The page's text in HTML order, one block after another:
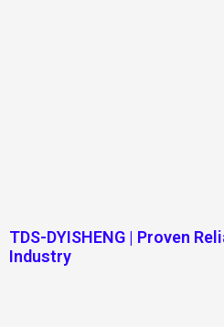
TDS-DYISHENG | Proven
Industry